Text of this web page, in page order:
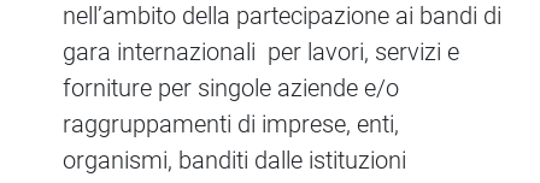
nell’ambito della partecipazione ai bandi di
gara internazionali per lavori, servizi e
forniture per singole aziende e/o
raggruppamenti di imprese, enti,
organismi, banditi dalle istituzioni